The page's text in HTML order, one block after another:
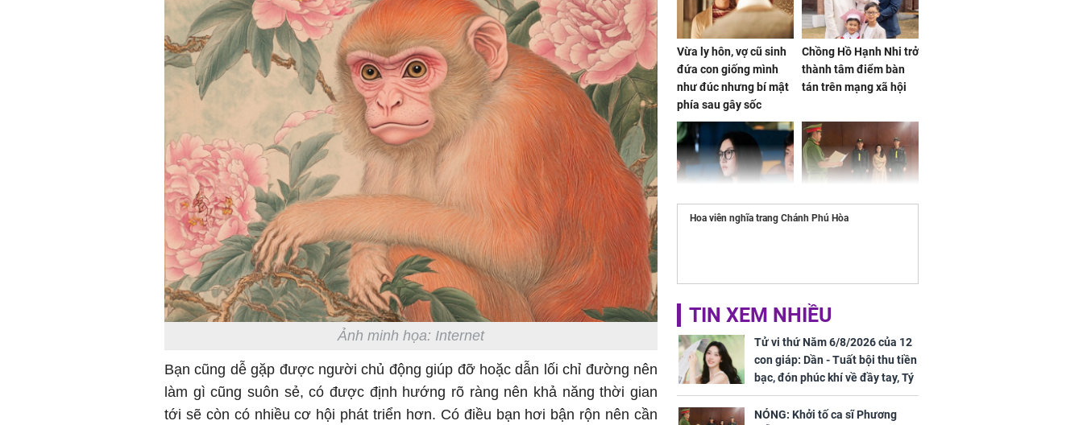
Ảnh minh họa: Internet
Bạn cũng dễ gặp được người chủ động giúp đỡ hoặc dẫn lối chỉ đường nên
làm gì cũng suôn sẻ, có được định hướng rõ ràng nên khả năng thời gian
tới sẽ còn có nhiều cơ hội phát triển hơn. Có điều bạn hơi bận rộn nên cần
Vừa ly hôn, vợ cũ sinh
đứa con giống mình
như đúc nhưng bí mật
phía sau gây sốc
Chồng Hồ Hạnh Nhi trở
thành tâm điểm bàn
tán trên mạng xã hội
Nhan sắc ở tuổi 20 của
NÓNG: Khởi tố ca sĩ
Danh tính nữ diễn viên
nổi tiếng gặp tai nạn,
phải khâu 50 mũi
Hoa viên nghĩa trang Chánh Phú Hòa
TIN XEM NHIỀU
Tử vi thứ Năm 6/8/2026 của 12
con giáp: Dần - Tuất bội thu tiền
bạc, đón phúc khí về đầy tay, Tý
- Mão công việc khó khăn, tiền
bạc đội nón ra đi
NÓNG: Khởi tố ca sĩ Phương